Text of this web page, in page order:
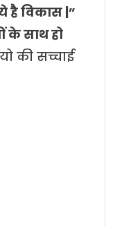
है विकास |”
के साथ हो
की सच्चाई